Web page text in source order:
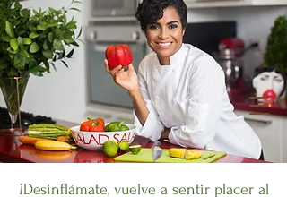
USD ($)
¡Desinflámate, vuelve a sentir placer al